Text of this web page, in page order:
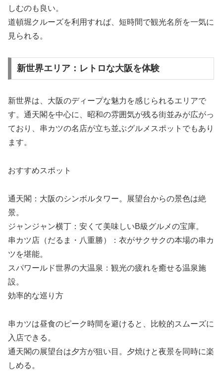
しむのも良い。
道頓堀クルーズを利用すれば、短時間で観光名所を一気に
見られる。
新世界エリア：レトロな大阪を体験
新世界は、大阪のディープな魅力を感じられるエリアで
す。通天閣を中心に、昭和の雰囲気が残る街並みが広がっ
ており、串カツの名店が立ち並ぶグルメスポットでもあり
ます。
おすすめスポット
通天閣：大阪のシンボルタワー。展望台からの景色は絶
景。
ジャンジャン横丁：安くて美味しいB級グルメの宝庫。
串カツ店（だるま・八重勝）：衣がサクサクの本場の串カ
ツを堪能。
スパワールド世界の大温泉：観光の疲れを癒せる温泉施
設。
効率的な巡り方
串カツは昼食のピーク時間を避けると、比較的スムーズに
入店できる。
通天閣の展望台は夕方が狙い目。夕焼けと夜景を同時に楽
しめる。